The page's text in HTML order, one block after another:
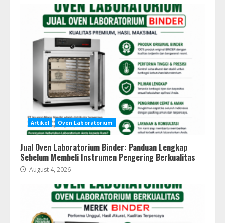
Artikel Oven Laboratorium
Jual Oven Laboratorium Binder: Panduan Lengkap
Sebelum Membeli Instrumen Pengering Berkualitas
August 4, 2026